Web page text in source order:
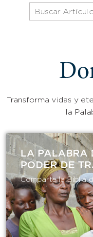
Transforma vidas y
la
LA PALABRA
PODER DE
Comparte la Biblia